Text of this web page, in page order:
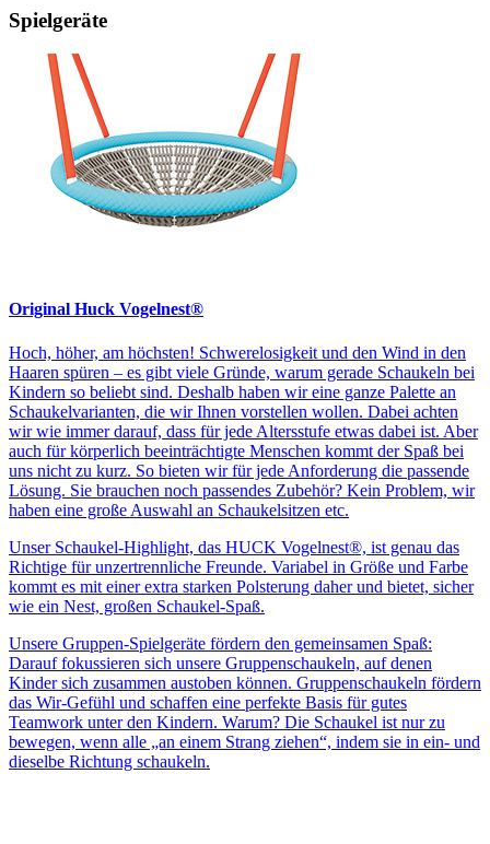
Spielgeräte
Original Huck Vogelnest®
Hoch, höher, am höchsten! Schwerelosigkeit und den Wind in den
Haaren spüren – es gibt viele Gründe, warum gerade Schaukeln bei
Kindern so beliebt sind. Deshalb haben wir eine ganze Palette an
Schaukelvarianten, die wir Ihnen vorstellen wollen. Dabei achten
wir wie immer darauf, dass für jede Altersstufe etwas dabei ist. Aber
auch für körperlich beeinträchtigte Menschen kommt der Spaß bei
uns nicht zu kurz. So bieten wir für jede Anforderung die passende
Lösung. Sie brauchen noch passendes Zubehör? Kein Problem, wir
haben eine große Auswahl an Schaukelsitzen etc.
Unser Schaukel-Highlight, das HUCK Vogelnest®, ist genau das
Richtige für unzertrennliche Freunde. Variabel in Größe und Farbe
kommt es mit einer extra starken Polsterung daher und bietet, sicher
wie ein Nest, großen Schaukel-Spaß.
Unsere Gruppen-Spielgeräte fördern den gemeinsamen Spaß:
Darauf fokussieren sich unsere Gruppenschaukeln, auf denen
Kinder sich zusammen austoben können. Gruppenschaukeln fördern
das Wir-Gefühl und schaffen eine perfekte Basis für gutes
Teamwork unter den Kindern. Warum? Die Schaukel ist nur zu
bewegen, wenn alle „an einem Strang ziehen“, indem sie in ein- und
dieselbe Richtung schaukeln.